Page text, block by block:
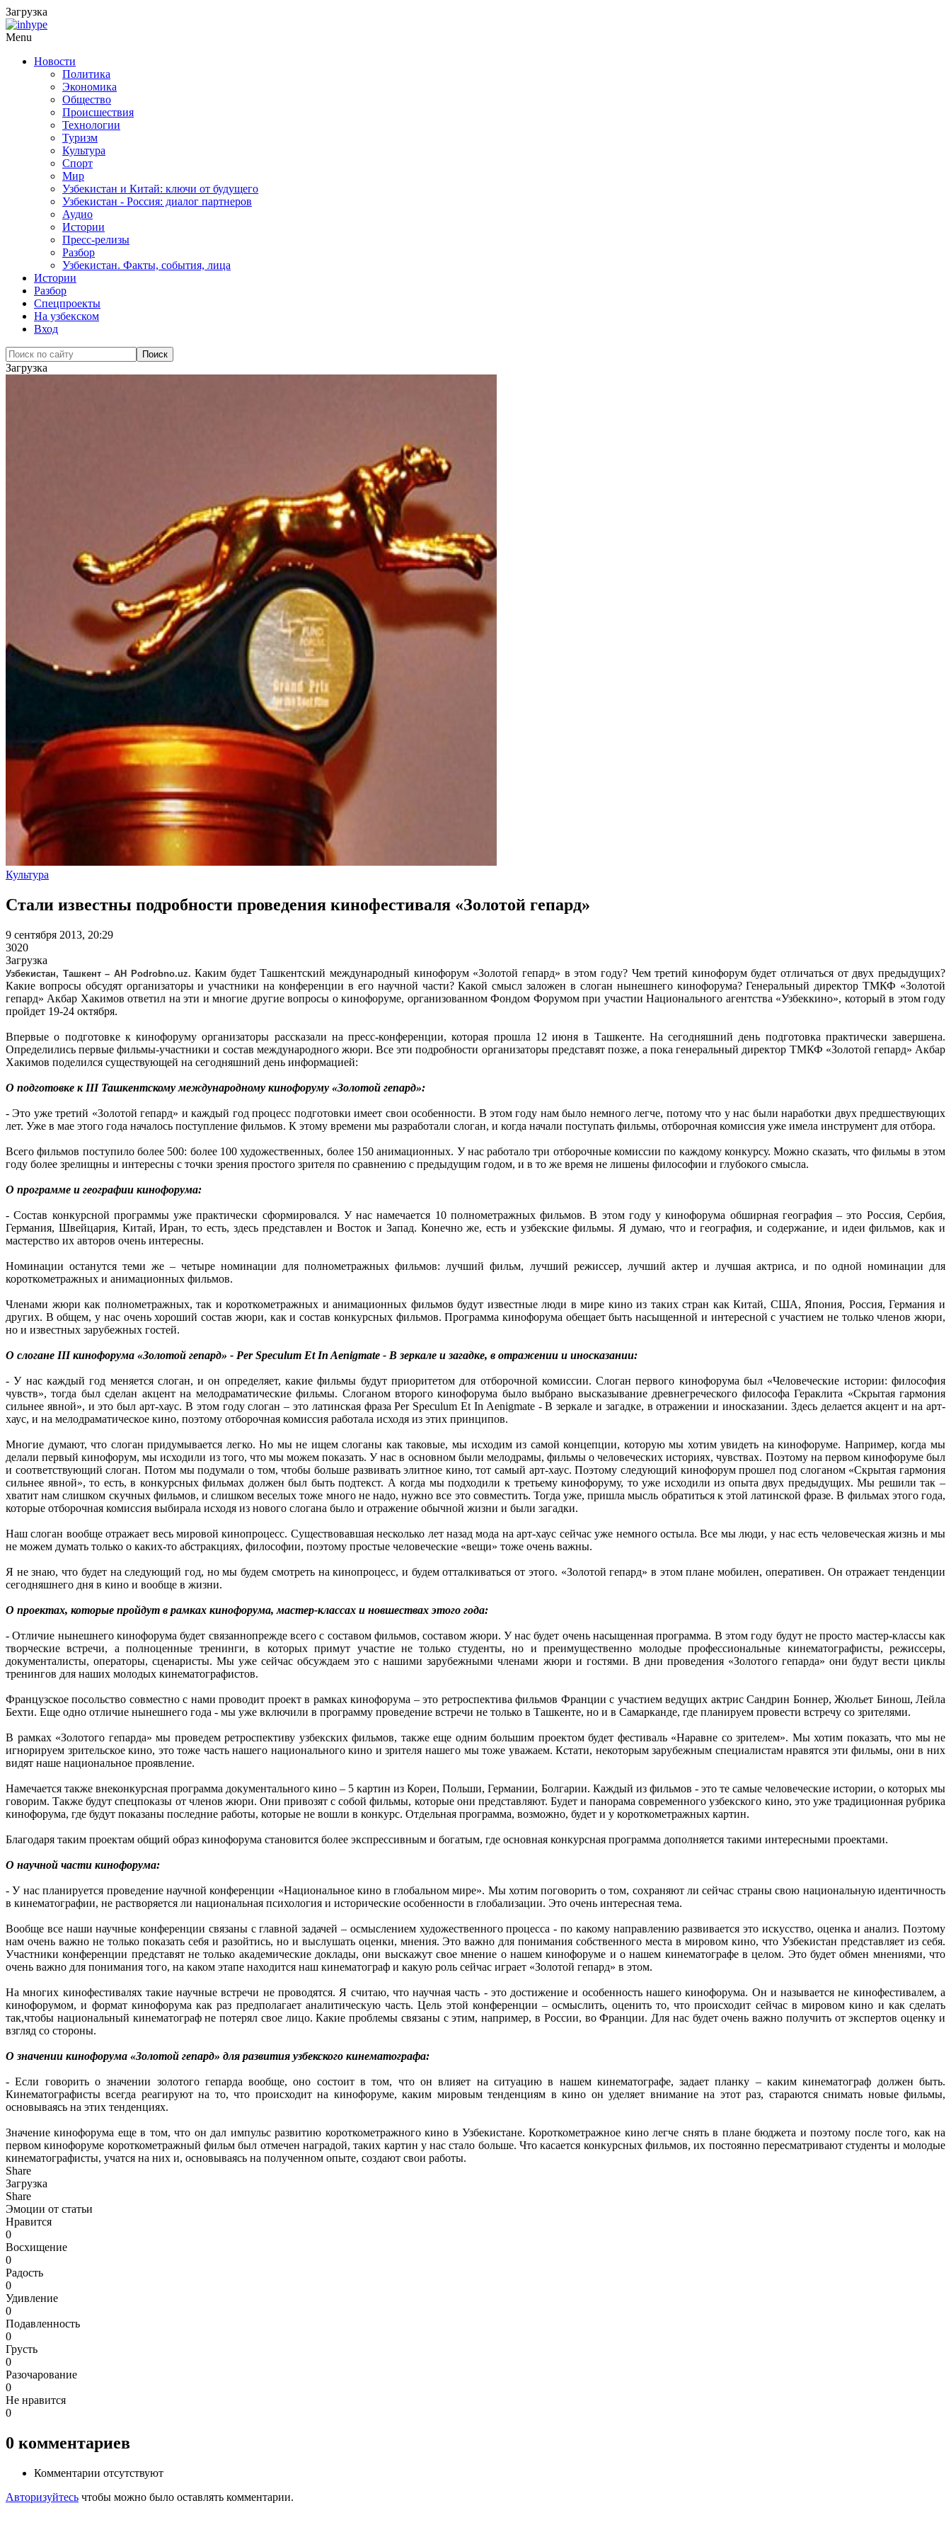
Загрузка
Menu
Новости
Политика
Экономика
Общество
Происшествия
Технологии
Туризм
Культура
Спорт
Мир
Узбекистан и Китай: ключи от будущего
Узбекистан - Россия: диалог партнеров
Аудио
Истории
Пресс-релизы
Разбор
Узбекистан. Факты, события, лица
Истории
Разбор
Спецпроекты
На узбекском
Вход
Загрузка
Культура
Стали известны подробности проведения кинофестиваля «Золотой гепард»
9 сентября 2013, 20:29
3020
Загрузка
Узбекистан, Ташкент – АН Podrobno.uz. Каким будет Ташкентский международный кинофорум «Золотой гепард» в этом году? Чем третий кинофорум будет отличаться от двух предыдущих?
Какие вопросы обсудят организаторы и участники на конференции в его научной части? Какой смысл заложен в слоган нынешнего кинофорума? Генеральный директор ТМКФ «Золотой
гепард» Акбар Хакимов ответил на эти и многие другие вопросы о кинофоруме, организованном Фондом Форумом при участии Национального агентства «Узбеккино», который в этом году
пройдет 19-24 октября.
Впервые о подготовке к кинофоруму организаторы рассказали на пресс-конференции, которая прошла 12 июня в Ташкенте. На сегодняшний день подготовка практически завершена.
Определились первые фильмы-участники и состав международного жюри. Все эти подробности организаторы представят позже, а пока генеральный директор ТМКФ «Золотой гепард» Акбар
Хакимов поделился существующей на сегодняшний день информацией:
О подготовке к III Ташкентскому международному кинофоруму «Золотой гепард»:
- Это уже третий «Золотой гепард» и каждый год процесс подготовки имеет свои особенности. В этом году нам было немного легче, потому что у нас были наработки двух предшествующих
лет. Уже в мае этого года началось поступление фильмов. К этому времени мы разработали слоган, и когда начали поступать фильмы, отборочная комиссия уже имела инструмент для отбора.
Всего фильмов поступило более 500: более 100 художественных, более 150 анимационных. У нас работало три отборочные комиссии по каждому конкурсу. Можно сказать, что фильмы в этом
году более зрелищны и интересны с точки зрения простого зрителя по сравнению с предыдущим годом, и в то же время не лишены философии и глубокого смысла.
О программе и географии кинофорума:
- Состав конкурсной программы уже практически сформировался. У нас намечается 10 полнометражных фильмов. В этом году у кинофорума обширная география – это Россия, Сербия,
Германия, Швейцария, Китай, Иран, то есть, здесь представлен и Восток и Запад. Конечно же, есть и узбекские фильмы. Я думаю, что и география, и содержание, и идеи фильмов, как и
мастерство их авторов очень интересны.
Номинации останутся теми же – четыре номинации для полнометражных фильмов: лучший фильм, лучший режиссер, лучший актер и лучшая актриса, и по одной номинации для
короткометражных и анимационных фильмов.
Членами жюри как полнометражных, так и короткометражных и анимационных фильмов будут известные люди в мире кино из таких стран как Китай, США, Япония, Россия, Германия и
других. В общем, у нас очень хороший состав жюри, как и состав конкурсных фильмов. Программа кинофорума обещает быть насыщенной и интересной с участием не только членов жюри,
но и известных зарубежных гостей.
О слогане III кинофорума «Золотой гепард» - Per Speculum Et In Aenigmate - В зеркале и загадке, в отражении и иносказании:
- У нас каждый год меняется слоган, и он определяет, какие фильмы будут приоритетом для отборочной комиссии. Слоган первого кинофорума был «Человеческие истории: философия
чувств», тогда был сделан акцент на мелодраматические фильмы. Слоганом второго кинофорума было выбрано высказывание древнегреческого философа Гераклита «Скрытая гармония
сильнее явной», и это был арт-хаус. В этом году слоган – это латинская фраза Per Speculum Et In Aenigmate - В зеркале и загадке, в отражении и иносказании. Здесь делается акцент и на арт-
хаус, и на мелодраматическое кино, поэтому отборочная комиссия работала исходя из этих принципов.
Многие думают, что слоган придумывается легко. Но мы не ищем слоганы как таковые, мы исходим из самой концепции, которую мы хотим увидеть на кинофоруме. Например, когда мы
делали первый кинофорум, мы исходили из того, что мы можем показать. У нас в основном были мелодрамы, фильмы о человеческих историях, чувствах. Поэтому на первом кинофоруме был
и соответствующий слоган. Потом мы подумали о том, чтобы больше развивать элитное кино, тот самый арт-хаус. Поэтому следующий кинофорум прошел под слоганом «Скрытая гармония
сильнее явной», то есть, в конкурсных фильмах должен был быть подтекст. А когда мы подходили к третьему кинофоруму, то уже исходили из опыта двух предыдущих. Мы решили так –
хватит нам слишком скучных фильмов, и слишком веселых тоже много не надо, нужно все это совместить. Тогда уже, пришла мысль обратиться к этой латинской фразе. В фильмах этого года,
которые отборочная комиссия выбирала исходя из нового слогана было и отражение обычной жизни и были загадки.
Наш слоган вообще отражает весь мировой кинопроцесс. Существовавшая несколько лет назад мода на арт-хаус сейчас уже немного остыла. Все мы люди, у нас есть человеческая жизнь и мы
не можем думать только о каких-то абстракциях, философии, поэтому простые человеческие «вещи» тоже очень важны.
Я не знаю, что будет на следующий год, но мы будем смотреть на кинопроцесс, и будем отталкиваться от этого. «Золотой гепард» в этом плане мобилен, оперативен. Он отражает тенденции
сегодняшнего дня в кино и вообще в жизни.
О проектах, которые пройдут в рамках кинофорума, мастер-классах и новшествах этого года:
- Отличие нынешнего кинофорума будет связаннопрежде всего с составом фильмов, составом жюри. У нас будет очень насыщенная программа. В этом году будут не просто мастер-классы как
творческие встречи, а полноценные тренинги, в которых примут участие не только студенты, но и преимущественно молодые профессиональные кинематографисты, режиссеры,
документалисты, операторы, сценаристы. Мы уже сейчас обсуждаем это с нашими зарубежными членами жюри и гостями. В дни проведения «Золотого гепарда» они будут вести циклы
тренингов для наших молодых кинематографистов.
Французское посольство совместно с нами проводит проект в рамках кинофорума – это ретроспектива фильмов Франции с участием ведущих актрис Сандрин Боннер, Жюльет Бинош, Лейла
Бехти. Еще одно отличие нынешнего года - мы уже включили в программу проведение встречи не только в Ташкенте, но и в Самарканде, где планируем провести встречу со зрителями.
В рамках «Золотого гепарда» мы проведем ретроспективу узбекских фильмов, также еще одним большим проектом будет фестиваль «Наравне со зрителем». Мы хотим показать, что мы не
игнорируем зрительское кино, это тоже часть нашего национального кино и зрителя нашего мы тоже уважаем. Кстати, некоторым зарубежным специалистам нравятся эти фильмы, они в них
видят наше национальное проявление.
Намечается также внеконкурсная программа документального кино – 5 картин из Кореи, Польши, Германии, Болгарии. Каждый из фильмов - это те самые человеческие истории, о которых мы
говорим. Также будут спецпоказы от членов жюри. Они привозят с собой фильмы, которые они представляют. Будет и панорама современного узбекского кино, это уже традиционная рубрика
кинофорума, где будут показаны последние работы, которые не вошли в конкурс. Отдельная программа, возможно, будет и у короткометражных картин.
Благодаря таким проектам общий образ кинофорума становится более экспрессивным и богатым, где основная конкурсная программа дополняется такими интересными проектами.
О научной части кинофорума:
- У нас планируется проведение научной конференции «Национальное кино в глобальном мире». Мы хотим поговорить о том, сохраняют ли сейчас страны свою национальную идентичность
в кинематографии, не растворяется ли национальная психология и исторические особенности в глобализации. Это очень интересная тема.
Вообще все наши научные конференции связаны с главной задачей – осмыслением художественного процесса - по какому направлению развивается это искусство, оценка и анализ. Поэтому
нам очень важно не только показать себя и разойтись, но и выслушать оценки, мнения. Это важно для понимания собственного места в мировом кино, что Узбекистан представляет из себя.
Участники конференции представят не только академические доклады, они выскажут свое мнение о нашем кинофоруме и о нашем кинематографе в целом. Это будет обмен мнениями, что
очень важно для понимания того, на каком этапе находится наш кинематограф и какую роль сейчас играет «Золотой гепард» в этом.
На многих кинофестивалях такие научные встречи не проводятся. Я считаю, что научная часть - это достижение и особенность нашего кинофорума. Он и называется не кинофестивалем, а
кинофорумом, и формат кинофорума как раз предполагает аналитическую часть. Цель этой конференции – осмыслить, оценить то, что происходит сейчас в мировом кино и как сделать
так,чтобы национальный кинематограф не потерял свое лицо. Какие проблемы связаны с этим, например, в России, во Франции. Для нас будет очень важно получить от экспертов оценку и
взгляд со стороны.
О значении кинофорума «Золотой гепард» для развития узбекского кинематографа:
- Если говорить о значении золотого гепарда вообще, оно состоит в том, что он влияет на ситуацию в нашем кинематографе, задает планку – каким кинематограф должен быть.
Кинематографисты всегда реагируют на то, что происходит на кинофоруме, каким мировым тенденциям в кино он уделяет внимание на этот раз, стараются снимать новые фильмы,
основываясь на этих тенденциях.
Значение кинофорума еще в том, что он дал импульс развитию короткометражного кино в Узбекистане. Короткометражное кино легче снять в плане бюджета и поэтому после того, как на
первом кинофоруме короткометражный фильм был отмечен наградой, таких картин у нас стало больше. Что касается конкурсных фильмов, их постоянно пересматривают студенты и молодые
кинематографисты, учатся на них и, основываясь на полученном опыте, создают свои работы.
Share
Загрузка
Share
Эмоции от статьи
Нравится
0
Восхищение
0
Радость
0
Удивление
0
Подавленность
0
Грусть
0
Разочарование
0
Не нравится
0
0 комментариев
Комментарии отсутствуют
Авторизуйтесь чтобы можно было оставлять комментарии.